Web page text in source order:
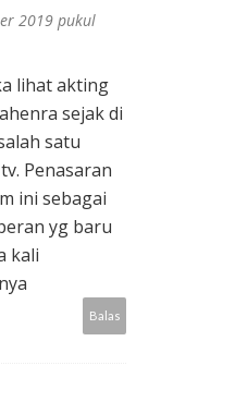
2019 pukul
lihat akting
sejak di
satu
Penasaran
ini sebagai
yg baru
kali
Balas